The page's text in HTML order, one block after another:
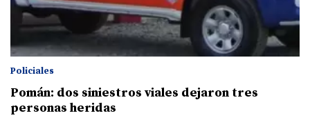
Policiales
Pomán: dos siniestros viales dejaron tres
personas heridas